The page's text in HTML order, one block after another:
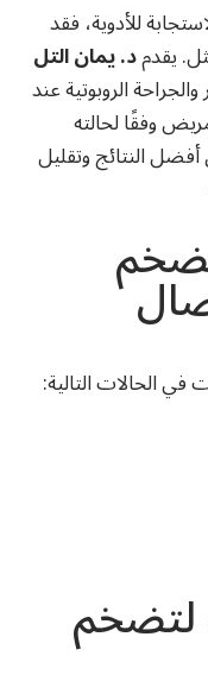
للأدوية، فقد
يقدمد. يمان التل
الروبوتية عند
وفقًا لحالته
النتائج وتقليل
الحالات التالية:
لتضخم